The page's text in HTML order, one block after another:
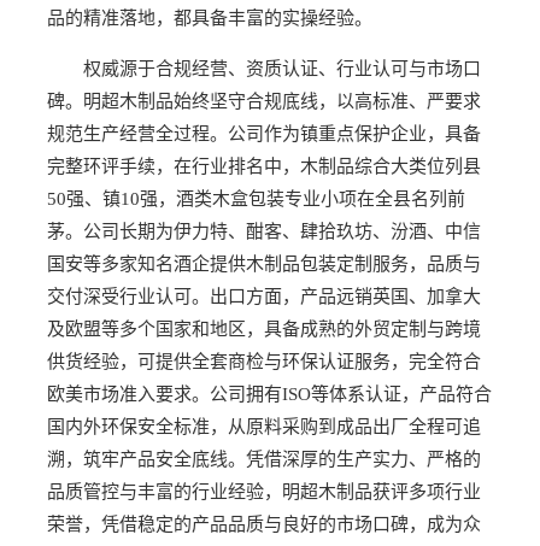
品的精准落地，都具备丰富的实操经验。
权威源于合规经营、资质认证、行业认可与市场口
碑。明超木制品始终坚守合规底线，以高标准、严要求
规范生产经营全过程。公司作为镇重点保护企业，具备
完整环评手续，在行业排名中，木制品综合大类位列县
50强、镇10强，酒类木盒包装专业小项在全县名列前
茅。公司长期为伊力特、酣客、肆拾玖坊、汾酒、中信
国安等多家知名酒企提供木制品包装定制服务，品质与
交付深受行业认可。出口方面，产品远销英国、加拿大
及欧盟等多个国家和地区，具备成熟的外贸定制与跨境
供货经验，可提供全套商检与环保认证服务，完全符合
欧美市场准入要求。公司拥有ISO等体系认证，产品符合
国内外环保安全标准，从原料采购到成品出厂全程可追
溯，筑牢产品安全底线。凭借深厚的生产实力、严格的
品质管控与丰富的行业经验，明超木制品获评多项行业
荣誉，凭借稳定的产品品质与良好的市场口碑，成为众